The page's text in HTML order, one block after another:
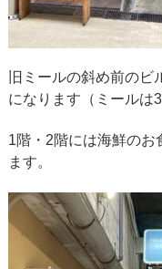
旧ミールの斜め前の
になります（ミールは3
1階・2階には海鮮のお
ます。